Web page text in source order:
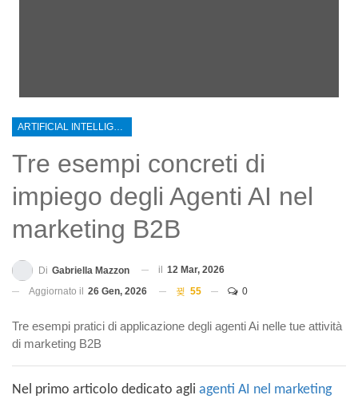
ARTIFICIAL INTELLIGENCE MARKETING B2B
Tre esempi concreti di
impiego degli Agenti AI nel
marketing B2B
Di Gabriella Mazzon il
12 Mar, 2026
Aggiornato il 26 Gen, 2026 55 0
Tre esempi pratici di applicazione degli agenti Ai nelle tue attività
di marketing B2B
Nel primo articolo dedicato agli agenti AI nel marketing